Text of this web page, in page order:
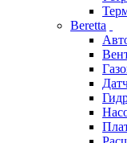
Beretta